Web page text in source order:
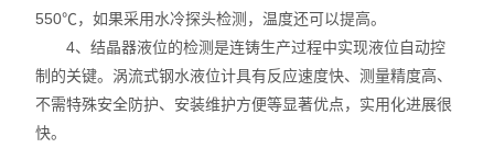
550℃，如果采用水冷探头检测，温度还可以提高。
4、结晶器液位的检测是连铸生产过程中实现液位自动控
制的关键。涡流式钢水液位计具有反应速度快、测量精度高、
不需特殊安全防护、安装维护方便等显著优点，实用化进展很
快。